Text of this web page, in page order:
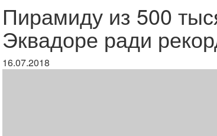
Пирамиду из 500
Эквадоре ради
16.07.2018